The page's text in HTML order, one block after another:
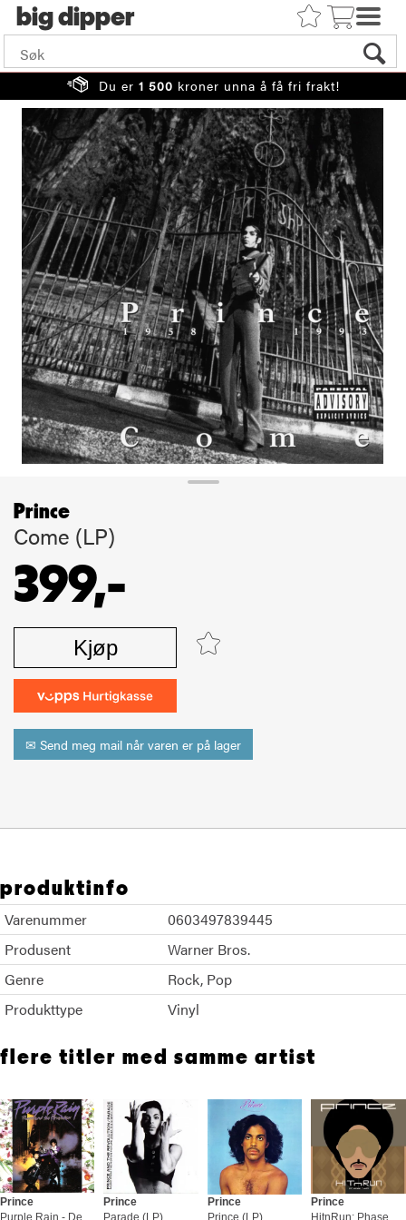
big
Du er 1 500 kroner unna å få fri frakt!
Prince
Come (LP)
399,-
Kjøp
✉ Send meg mail når varen er på lager
produktinfo
Varenummer
0603497839445
Produsent
Warner Bros.
Genre
Rock Pop
Produkttype
Vinyl
flere titler med samme artist
Prince
Prince
Parade (LP)
Prince
Prince (LP)
Prince